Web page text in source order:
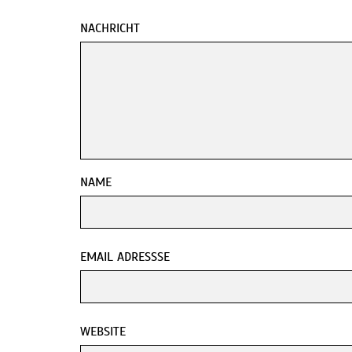
NACHRICHT
NAME
EMAIL ADRESSSE
WEBSITE